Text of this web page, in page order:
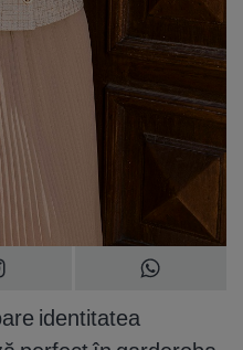
identitatea